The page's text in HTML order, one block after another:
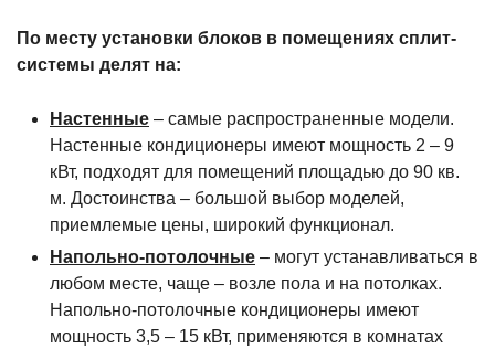
По месту установки блоков в помещениях сплит-
системы делят на:
Настенные – самые распространенные модели.
Настенные кондиционеры имеют мощность 2 – 9
кВт, подходят для помещений площадью до 90 кв.
м. Достоинства – большой выбор моделей,
приемлемые цены, широкий функционал.
Напольно-потолочные – могут устанавливаться в
любом месте, чаще – возле пола и на потолках.
Напольно-потолочные кондиционеры имеют
мощность 3,5 – 15 кВт, применяются в комнатах